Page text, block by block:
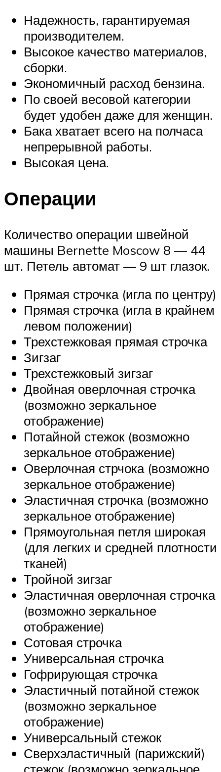
Надежность, гарантируемая
производителем.
Высокое качество материалов,
сборки.
Экономичный расход бензина.
По своей весовой категории
будет удобен даже для женщин.
Бака хватает всего на полчаса
непрерывной работы.
Высокая цена.
Операции
Количество операции швейной
машины Bernette Moscow 8 — 44
шт. Петель автомат — 9 шт глазок.
Прямая строчка (игла по центру)
Прямая строчка (игла в крайнем
левом положении)
Трехстежковая прямая строчка
Зигзаг
Трехстежковый зигзаг
Двойная оверлочная строчка
(возможно зеркальное
отображение)
Потайной стежок (возможно
зеркальное отображение)
Оверлочная стрчока (возможно
зеркальное отображение)
Эластичная строчка (возможно
зеркальное отображение)
Прямоугольная петля широкая
(для легких и средней плотности
тканей)
Тройной зигзаг
Эластичная оверлочная строчка
(возможно зеркальное
отображение)
Сотовая строчка
Универсальная строчка
Гофрирующая строчка
Эластичный потайной стежок
(возможно зеркальное
отображение)
Универсальный стежок
Сверхэластичный (парижский)